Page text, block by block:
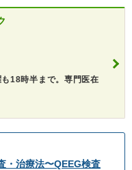
18時半まで。専門医在
・治療法〜QEEG検査